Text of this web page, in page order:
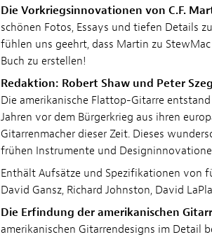
Die Vorkriegsinnovationen von C.F.
schönen Fotos, Essays und tiefen Details
fühlen uns geehrt, dass Martin zu
Buch zu erstellen!
Redaktion: Robert Shaw und Peter
Die amerikanische Flattop-Gitarre
Jahren vor dem Bürgerkrieg aus ihren
Gitarrenmacher dieser Zeit. Dieses
frühen Instrumente und
Enthält Aufsätze und Spezifikationen von
David Gansz, Richard Johnston, David
Die Erfindung der amerikanischen
amerikanischen Gitarrendesigns im Detail